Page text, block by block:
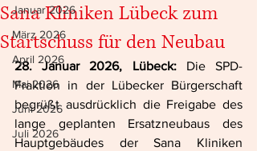
Januar 2026
März 2026
April 2026
Mai 2026
Juni 2026
Juli 2026
Sana Kliniken Lübeck zum
Startschuss für den Neubau
28. Januar 2026, Lübeck: Die SPD-
Fraktion in der Lübecker Bürgerschaft
begrüßt ausdrücklich die Freigabe des
lange geplanten Ersatzneubaus des
Hauptgebäudes der Sana Kliniken